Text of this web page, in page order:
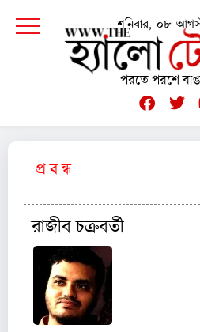
শনিবার, ০৮
পরতে পরশে
প্র ব ন্ধ
রাজীব চক্রবর্তী